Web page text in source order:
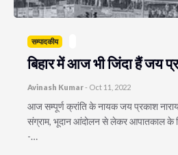
सम्पादकीय
बिहार में आज भी जिंदा हैं जय
Avinash Kumar- Oct 11, 2022
आज सम्पूर्ण क्रांति के नायक जय प्रकाश
संग्राम, भूदान आंदोलन से लेकर आपातकाल के
-…